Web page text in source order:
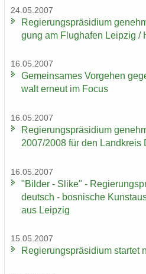
24.05.2007
Re­gie­rungs­prä­si­di­um
gung am Flug­ha­fen Leip­zig /
16.05.2007
Ge­mein­sa­mes Vor­ge­hen
walt er­neut im Focus
16.05.2007
Re­gie­rungs­prä­si­di­um
2007/2008 für den Land­kreis
16.05.2007
"Bil­der - Slike" -
deutsch - bos­ni­sche
aus Leip­zig
15.05.2007
Re­gie­rungs­prä­si­di­um star­tet